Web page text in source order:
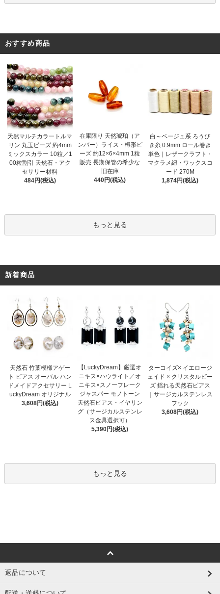
おすすめ商品
天然マルチカラートルマ
リン 丸玉ビーズ 約4mm
ミックスカラー 10粒／1
00粒割引 天然石・アク
セサリー材料
484円(税込)
在庫限り 天然琥珀（ア
ンバー）ライス・樽形ビ
ーズ 約12×6×4mm 1粒
販売 長期保管の希少な
旧在庫
440円(税込)
白～ベージュ系 ろうび
き糸 0.9mm ロール巻き
単色｜レザークラフト・
マクラメ紐・ワックスコ
ード 270M
1,874円(税込)
もっと見る
新着商品
天然石 竹葉模様アゲー
ト ピアス オーバル ハン
ドメイドアクセサリー L
uckyDream オリジナル
3,608円(税込)
【LuckyDream】厳選オ
ニキス×ハウライト／オ
ニキス×スノーフレーク
ジャスパー モノトーン
天然石ピアス・イヤリン
グ（サージカルステンレ
ス金具選択可）
5,390円(税込)
ターコイズ× イエロージ
ェイド × クリスタルビー
ズ 揺れる天然石ピアス
｜サージカルステンレス
フック
3,608円(税込)
もっと見る
返品について